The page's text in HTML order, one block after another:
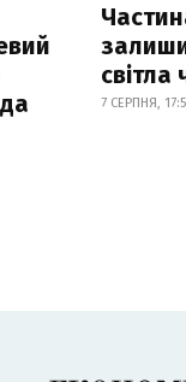
світла
7 СЕРПНЯ,